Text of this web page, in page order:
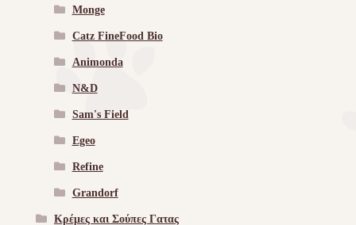
Monge
Catz FineFood Bio
Animonda
N&D
Sam's Field
Egeo
Refine
Grandorf
Κρέμες και Σούπες Γατας